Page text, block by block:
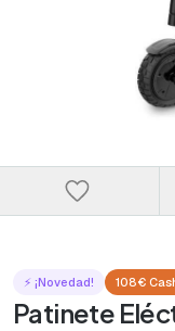
⚡ ¡Novedad! 108€
Patinete